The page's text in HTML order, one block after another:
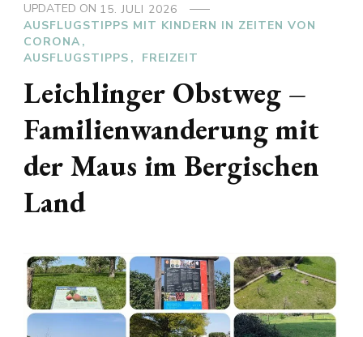
UPDATED ON 15. JULI 2026
AUSFLUGSTIPPS MIT KINDERN IN ZEITEN VON
CORONA
AUSFLUGSTIPPS
FREIZEIT
Leichlinger Obstweg –
Familienwanderung mit
der Maus im Bergischen
Land